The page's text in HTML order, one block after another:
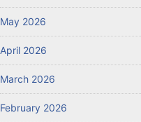
May 2026
April 2026
March 2026
February 2026